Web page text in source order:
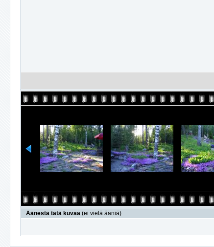
Äänestä tätä kuvaa (ei vielä ääniä)